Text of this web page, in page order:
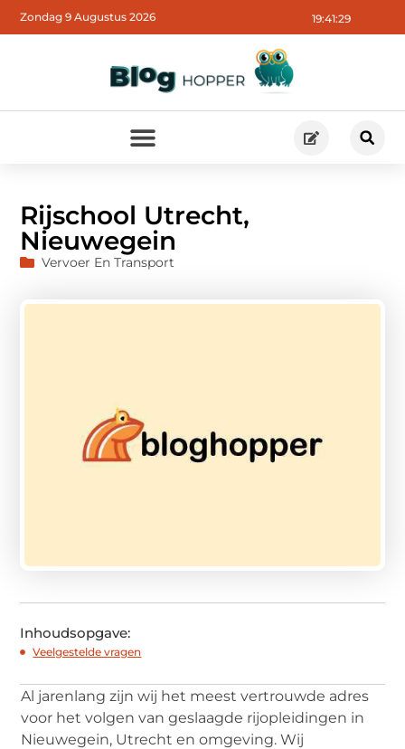
19:41:30
Zondag 9 Augustus 2026
Rijschool Utrecht,
Nieuwegein
Vervoer En Transport
Inhoudsopgave:
Veelgestelde vragen
Al jarenlang zijn wij het meest vertrouwde adres
voor het volgen van geslaagde rijopleidingen in
Nieuwegein, Utrecht en omgeving. Wij